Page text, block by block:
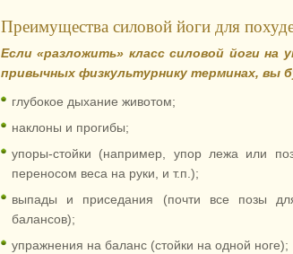
Преимущества силовой йоги для
Если «разложить» класс силовой йоги на
привычных физкультурнику терминах, вы
глубокое дыхание животом;
наклоны и прогибы;
упоры-стойки (например, упор лежа или
переносом веса на руки, и т.п.);
выпады и приседания (почти все позы
балансов);
упражнения на баланс (стойки на одной ноге);